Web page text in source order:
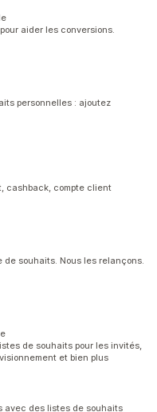
aider les conversions.
personnelles : ajoutez
cashback, compte client
souhaits. Nous les relançons.
de souhaits pour les invités,
et bien plus
avec des listes de souhaits